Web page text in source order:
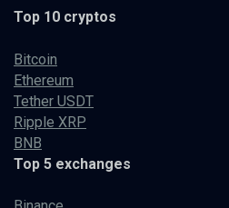
Top 10 cryptos
Bitcoin
Ethereum
Tether USDT
Ripple XRP
BNB
Top 5 exchanges